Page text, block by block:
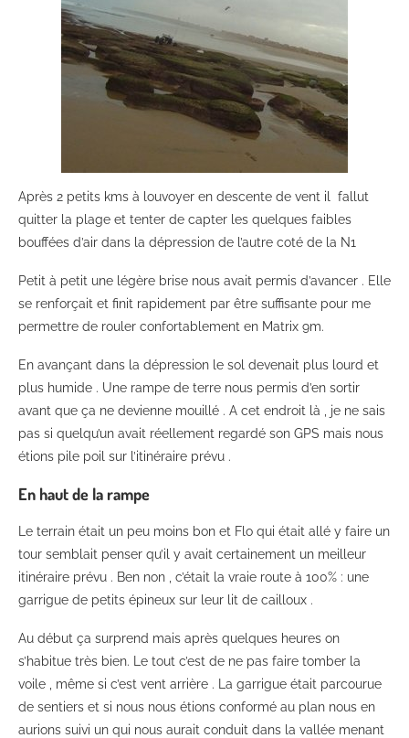
Après 2 petits kms à louvoyer en descente de vent il fallut
quitter la plage et tenter de capter les quelques faibles
bouffées d’air dans la dépression de l’autre coté de la N1
Petit à petit une légère brise nous avait permis d’avancer . Elle
se renforçait et finit rapidement par être suffisante pour me
permettre de rouler confortablement en Matrix 9m.
En avançant dans la dépression le sol devenait plus lourd et
plus humide . Une rampe de terre nous permis d’en sortir
avant que ça ne devienne mouillé . A cet endroit là , je ne sais
pas si quelqu’un avait réellement regardé son GPS mais nous
étions pile poil sur l’itinéraire prévu .
En haut de la rampe
Le terrain était un peu moins bon et Flo qui était allé y faire un
tour semblait penser qu’il y avait certainement un meilleur
itinéraire prévu . Ben non , c’était la vraie route à 100% : une
garrigue de petits épineux sur leur lit de cailloux .
Au début ça surprend mais après quelques heures on
s’habitue très bien. Le tout c’est de ne pas faire tomber la
voile , même si c’est vent arrière . La garrigue était parcourue
de sentiers et si nous nous étions conformé au plan nous en
aurions suivi un qui nous aurait conduit dans la vallée menant